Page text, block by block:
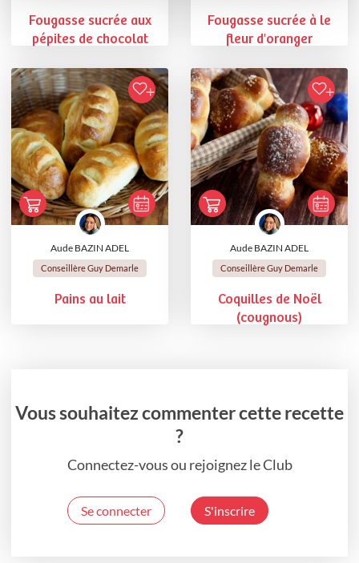
Fougasse sucrée aux
pépites de chocolat
Fougasse sucrée à le
fleur d'oranger
Aude BAZIN ADEL
Conseillère Guy Demarle
Pains au lait
Aude BAZIN ADEL
Conseillère Guy Demarle
Coquilles de Noël
(cougnous)
Vous souhaitez commenter cette recette
?
Connectez-vous ou rejoignez le Club
Se connecter S'inscrire